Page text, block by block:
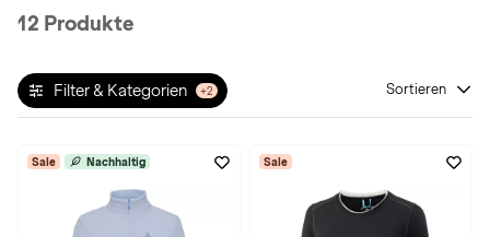
h
k
12 Produkte
Filter & Kategorien +2 Sortieren
Sale Nachhaltig Sale